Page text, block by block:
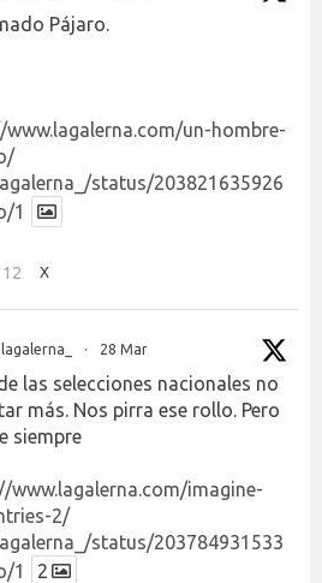
Pájaro.
www.lagalerna.com/un-hombre-
status/203821635926
1
12 X
· 28 Mar
las selecciones nacionales no
más. Nos pirra ese rollo. Pero
siempre
www.lagalerna.com/imagine-
2/
status/203784931533
1
2